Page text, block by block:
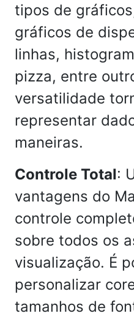
tipos de
gráficos de
linhas,
pizza, entre
versatilidade
representar
maneiras.
Controle Total:
vantagens do
controle
sobre todos os
visualização. É
personalizar
tamanhos de